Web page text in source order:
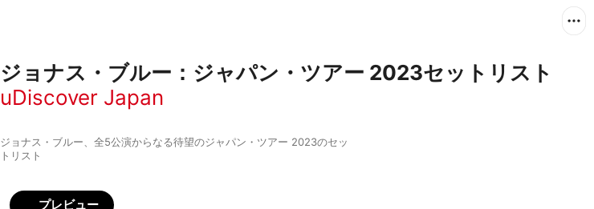
ジョナス・ブルー：ジャパン・ツアー 2023セットリスト
uDiscover Japan
ジョナス・ブルー、全5公演からなる待望のジャパン・ツアー 2023のセッ
トリスト
プレビュー